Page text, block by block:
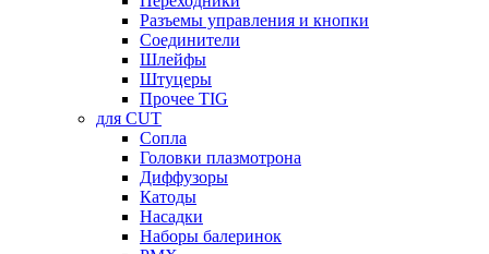
Разъемы управления и кнопки
Соединители
Шлейфы
Штуцеры
Прочее TIG
для CUT
Сопла
Головки плазмотрона
Диффузоры
Катоды
Насадки
Наборы балеринок